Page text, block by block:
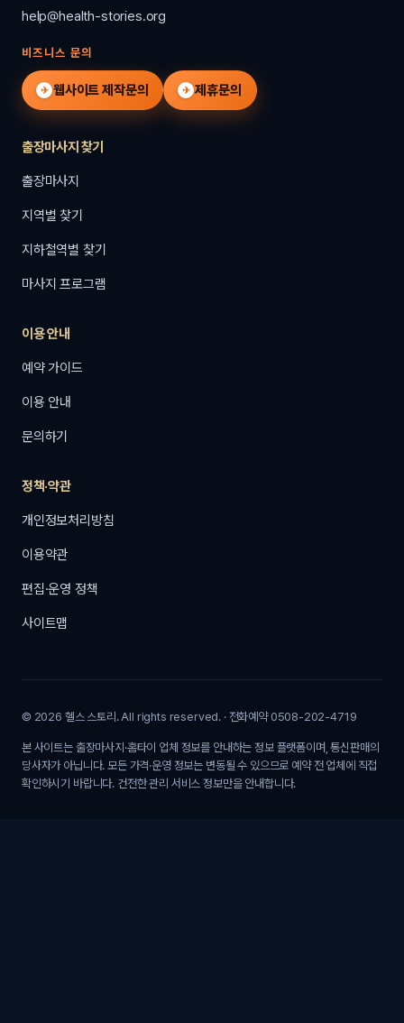
help@health-stories.org
비즈니스 문의
✈ 웹사이트 제작문의 ✈ 제휴문의
출장마사지 찾기
출장마사지
지역별 찾기
지하철역별 찾기
마사지 프로그램
이용 안내
예약 가이드
이용 안내
문의하기
정책·약관
개인정보처리방침
이용약관
편집·운영 정책
사이트맵
© 2026 헬스 스토리. All rights reserved. · 전화예약 0508-202-4719
본 사이트는 출장마사지·홈타이 업체 정보를 안내하는 정보 플랫폼이며, 통신판매의
당사자가 아닙니다. 모든 가격·운영 정보는 변동될 수 있으므로 예약 전 업체에 직접
확인하시기 바랍니다. 건전한 관리 서비스 정보만을 안내합니다.